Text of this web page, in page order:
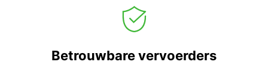
Betrouwbare vervoerders